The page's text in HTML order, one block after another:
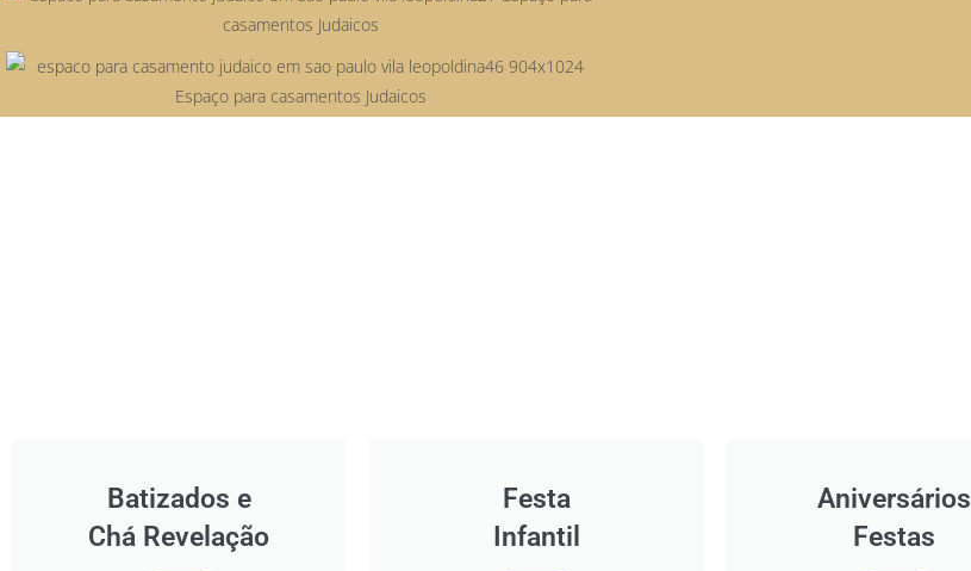
Batizados e
Chá Revelação
Festa
Infantil
Aniversários
Festas